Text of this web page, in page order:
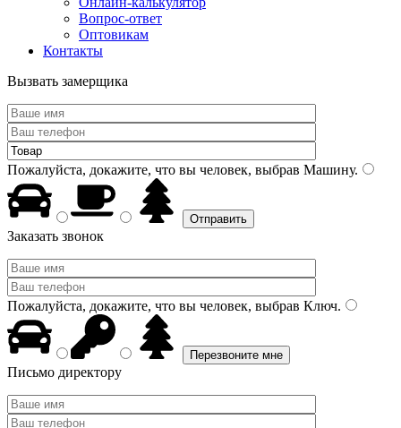
Вопрос-ответ
Оптовикам
Контакты
Вызвать замерщика
Пожалуйста, докажите, что вы человек, выбрав Машину.
Заказать звонок
Пожалуйста, докажите, что вы человек, выбрав Ключ.
Письмо директору